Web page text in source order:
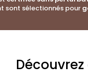
sont sélectionnés pour